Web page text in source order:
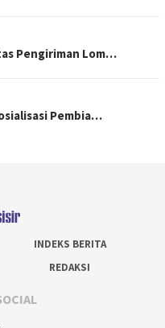
Pengiriman Lom…
Pembia…
INDEKS BERITA
REDAKSI